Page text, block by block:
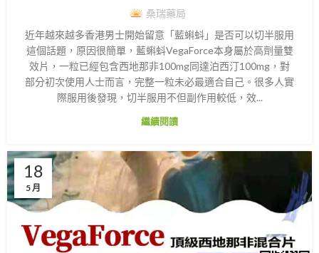
桑瑞藥局
近年越來越多香港男士開始留意「藍蝌蚪」是否可以切半服用
這個話題，原因很簡單，藍蝌蚪VegaForce本身屬於高劑量雙
效片，一粒已經包含西地那非100mg同達泊西汀100mg，對
部分初次使用人士而言，完整一粒未必最適合自己。很多人實
際服用後發現，切半服用不但副作用較低，效...
繼續閱讀
18
5 月